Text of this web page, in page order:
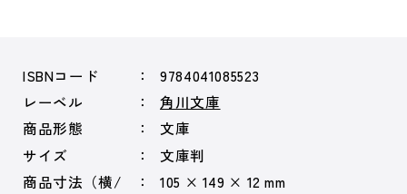
ISBNコード
9784041085523
レーベル
角川文庫
商品形態
文庫
サイズ
文庫判
商品寸法（横/
105 × 149 × 12 mm